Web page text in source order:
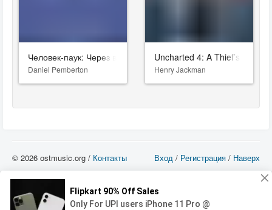
Человек-паук: Через вселенные
Daniel Pemberton
Uncharted 4: A Thief’s End
Henry Jackman
Вход / Регистрация / Наверх
© 2026 ostmusic.org / Контакты
можете использовать такие материалы только в том в случае, если
использование производится с ознакомительными целями - для прочих целей